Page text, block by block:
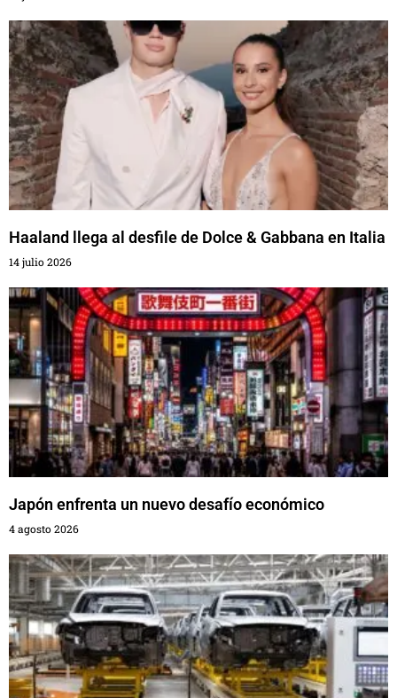
Haaland llega al desfile de Dolce & Gabbana en Italia
14 julio 2026
Japón enfrenta un nuevo desafío económico
4 agosto 2026